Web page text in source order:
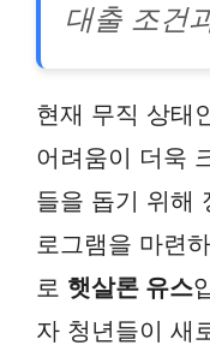
대출 조건
현재 무직 상태
어려움이 더욱
들을 돕기 위해
로그램을 마련
로 햇살론 유스
자 청년들이 새